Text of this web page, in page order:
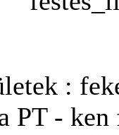
:
PT - ken